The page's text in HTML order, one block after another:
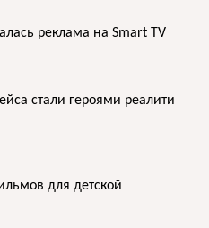
реклама на Smart TV
стали героями реалити
для детской